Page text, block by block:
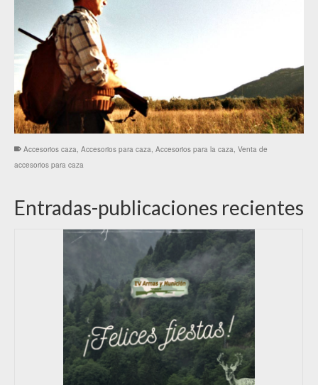
Accesorios caza, Accesorios para caza, Accesorios para la caza, Venta de
accesorios para caza
Entradas-publicaciones recientes